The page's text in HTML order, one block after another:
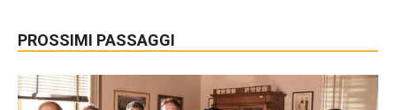
PROSSIMI PASSAGGI